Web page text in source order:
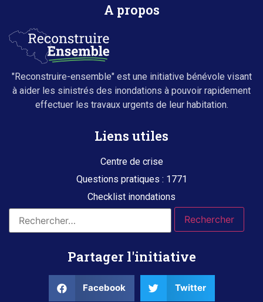
A propos
"Reconstruire-ensemble" est une initiative bénévole visant
à aider les sinistrés des inondations à pouvoir rapidement
effectuer les travaux urgents de leur habitation.
Liens utiles
Centre de crise
Questions pratiques : 1771
Checklist inondations
Partager l'initiative
Facebook Twitter